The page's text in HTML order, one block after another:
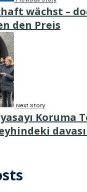
wächst –
den Preis
Next Story
Koruma